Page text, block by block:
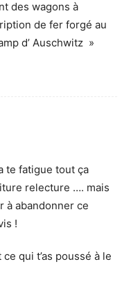
des wagons à
de fer forgé au
d’ Auschwitz »
te fatigue tout ça
relecture …. mais
à abandonner ce
!
qui t’as poussé à le